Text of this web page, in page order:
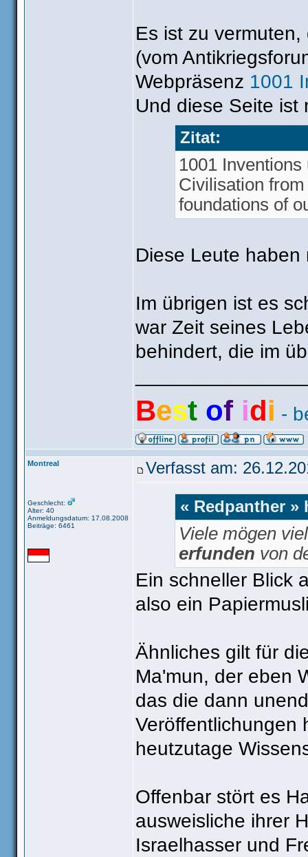
Es ist zu
(vom
Webpräsenz 1001
Und diese Seite ist
Zitat:
1001
Civilisation
foundations of
Diese Leute haben
Im übrigen ist es
war Zeit seines
behindert, die im
Best of idi -
Montreal
Geschlecht:
Alter: 40
Anmeldungsdatum: 17.08.2008
Beiträge: 6461
Verfasst am:
« Redpanther
Viele mögen
erfunden von
Ein schneller Blick
also ein
Ähnliches gilt für
Ma'mun, der eben
das die dann
Veröffentlichungen
heutzutage
Offenbar stört es
ausweisliche ihrer
Israelhasser und